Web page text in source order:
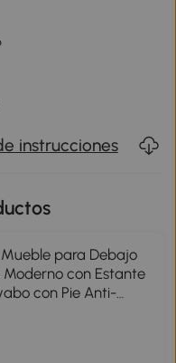
instrucciones
para Debajo
con Estante
con Pie Anti-